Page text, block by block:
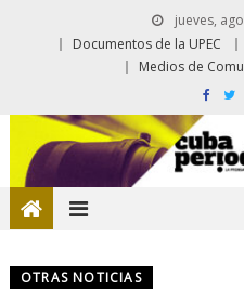
jueves,
Documentos de la UPEC
Medios de
OTRAS NOTICIAS